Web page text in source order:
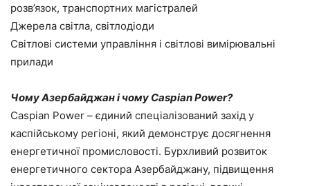
розв’язок, транспортних магістралей
Джерела світла, світлодіоди
Світлові системи управління і світлові вимірювальні
прилади
Чому Азербайджан і чому Caspian Power?
Caspian Power – єдиний спеціалізований захід у
каспійському регіоні, який демонструє досягнення
енергетичної промисловості. Бурхливий розвиток
енергетичного сектора Азербайджану, підвищення